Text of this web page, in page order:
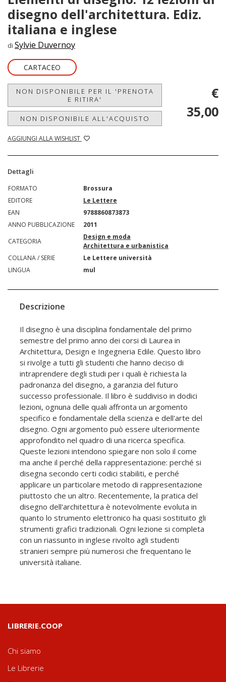
disegno dell'architettura. Ediz.
italiana e inglese
di Sylvie Duvernoy
CARTACEO
NON DISPONIBILE PER IL 'PRENOTA
E RITIRA'
NON DISPONIBILE ALL'ACQUISTO
AGGIUNGI ALLA WISHLIST
€
35,00
Dettagli
FORMATO
Brossura
EDITORE
Le Lettere
EAN
9788860873873
ANNO PUBBLICAZIONE
2011
CATEGORIA
Design e moda
Architettura e urbanistica
COLLANA / SERIE
Le Lettere università
LINGUA
mul
Descrizione
Il disegno è una disciplina fondamentale del primo
semestre del primo anno dei corsi di Laurea in
Architettura, Design e Ingegneria Edile. Questo libro
si rivolge a tutti gli studenti che hanno deciso di
intraprendere degli studi per i quali è richiesta la
padronanza del disegno, a garanzia del futuro
successo professionale. Il libro è suddiviso in dodici
lezioni, ognuna delle quali affronta un argomento
specifico e fondamentale della scienza e dell'arte del
disegno. Ogni argomento può essere ulteriormente
approfondito nel quadro di una ricerca specifica.
Queste lezioni intendono spiegare non solo il come
ma anche il perché della rappresentazione: perché si
disegna secondo certi codici stabiliti, e perché
applicare un particolare metodo di rappresentazione
piuttosto che un altro. Recentemente, la pratica del
disegno dell'architettura è notevolmente evoluta in
quanto lo strumento elettronico ha quasi sostituito gli
strumenti grafici tradizionali. Ogni lezione si completa
con un riassunto in inglese rivolto agli studenti
stranieri sempre più numerosi che frequentano le
università italiane.
LIBRERIE.COOP
Chi siamo
Le Librerie